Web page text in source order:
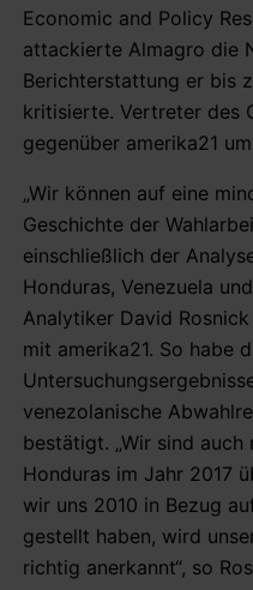
Economic and Policy
attackierte Almagro die
Berichterstattung er bis
kritisierte. Vertreter des
gegenüber amerika21
„Wir können auf eine
Geschichte der
einschließlich der
Honduras, Venezuela
Analytiker David
mit amerika21. So habe
venezolanische
bestätigt. „Wir sind
Honduras im Jahr 2017
wir uns 2010 in Bezug
gestellt haben, wird
richtig anerkannt“, so